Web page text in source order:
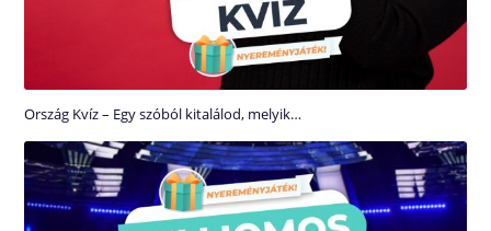
Ország Kvíz – Egy szóból kitalálod, melyik…